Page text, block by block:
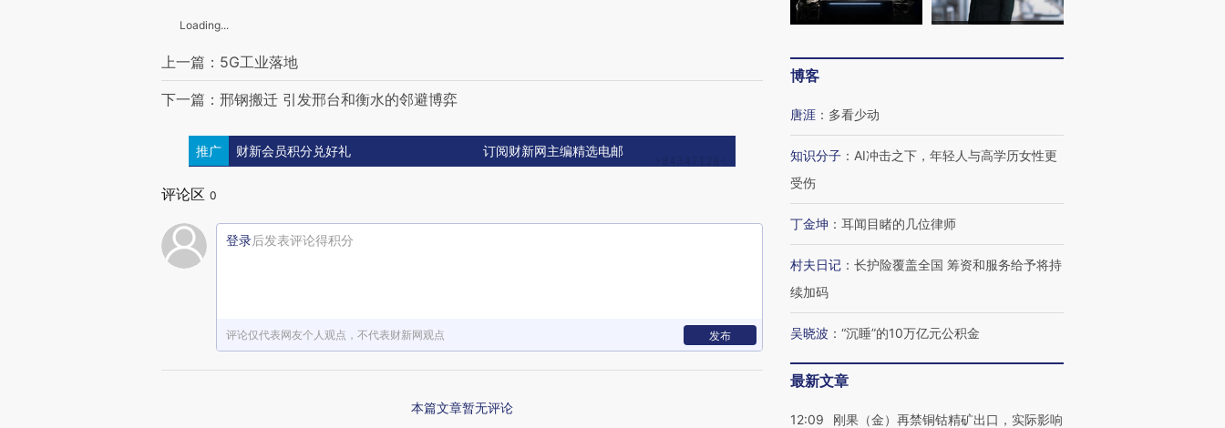
Loading...
上一篇：5G工业落地
下一篇：邢钢搬迁 引发邢台和衡水的邻避博弈
推广 财新会员积分兑好礼 订阅财新网主编精选电邮
评论区 0
登录后发表评论得积分
评论仅代表网友个人观点，不代表财新网观点 发布
本篇文章暂无评论
博客
唐涯 ： 多看少动
知识分子 ： AI冲击之下，年轻人与高学历女性更
受伤
丁金坤 ： 耳闻目睹的几位律师
村夫日记 ： 长护险覆盖全国 筹资和服务给予将持
续加码
吴晓波 ： “沉睡”的10万亿元公积金
最新文章
12:09
刚果（金）再禁铜钴精矿出口，实际影响